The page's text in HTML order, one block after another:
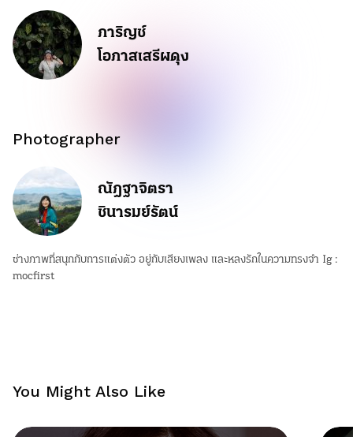
ภาริญช์
โอภาสเสรีผดุง
Photographer
ณัฎฐาจิตรา
ชินารมย์รัตน์
ช่างภาพที่สนุกกับการแต่งตัว อยู่กับเสียงเพลง และหลงรักในความทรงจำ Ig :
mocfirst
You Might Also Like